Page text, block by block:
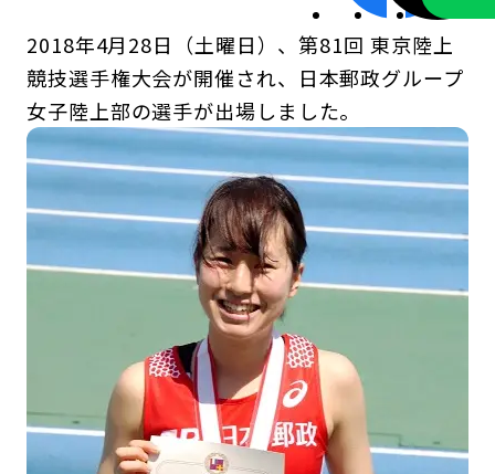
ESGデータ集
2018年4月28日（土曜日）、第81回 東京陸上
競技選手権大会が開催され、日本郵政グループ
女子陸上部の選手が出場しました。